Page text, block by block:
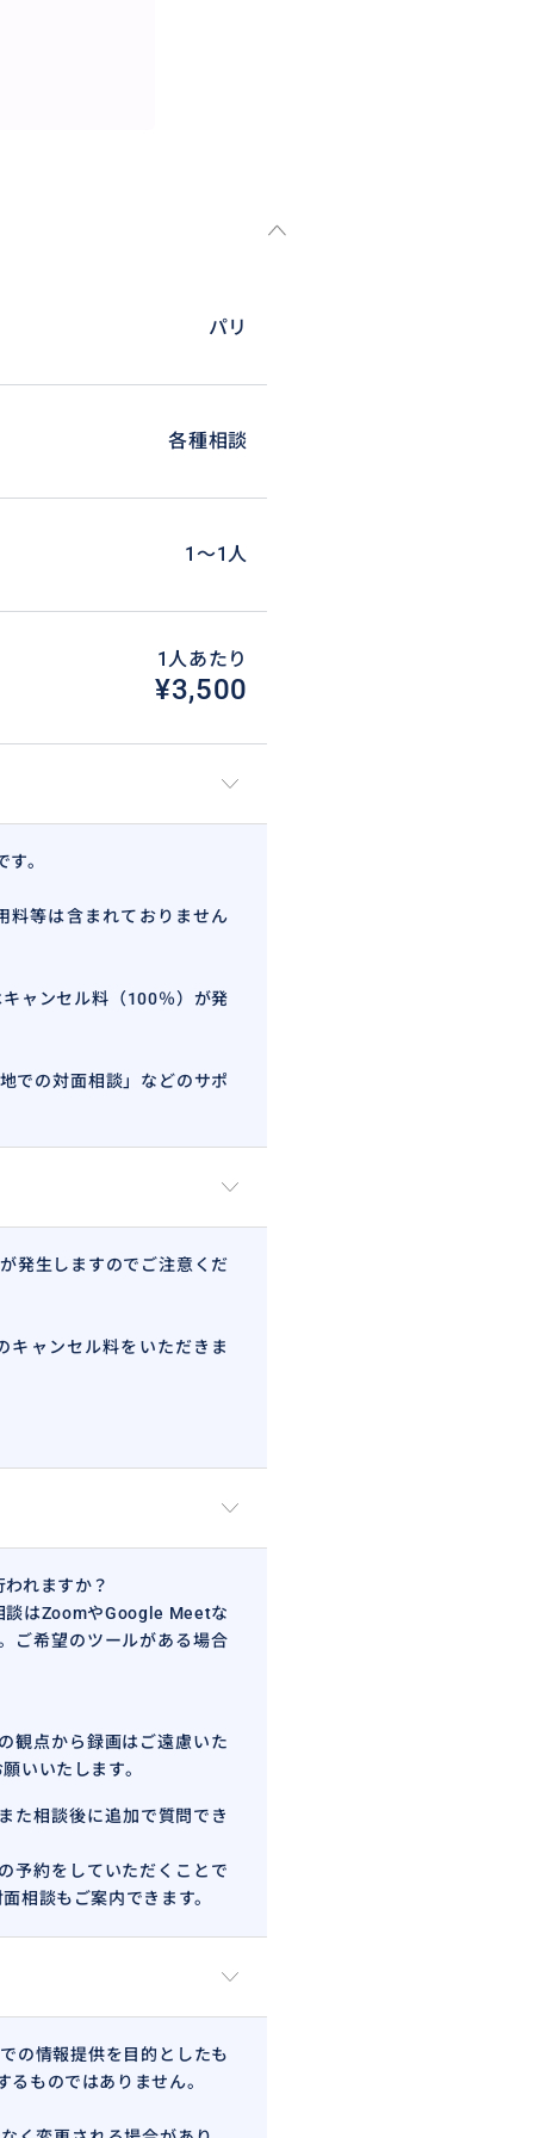
パリ
各種相談
1〜1人
1人あたり
¥3,500
。
料等は含まれておりません
ャンセル料（100％）が発
での対面相談」などのサポ
発生しますのでご注意くだ
キャンセル料をいただきま
れますか？
談はZoomやGoogle Meetな
ご希望のツールがある場合
観点から録画はご遠慮いた
いいたします。
た相談後に追加で質問でき
予約をしていただくことで
相談もご案内できます。
の情報提供を目的としたも
ものではありません。